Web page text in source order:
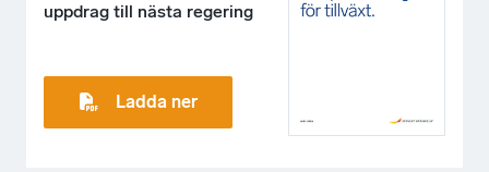
uppdrag till nästa regering
Ladda ner